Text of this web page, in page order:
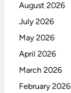
August 2026
July 2026
May 2026
April 2026
March 2026
February 2026